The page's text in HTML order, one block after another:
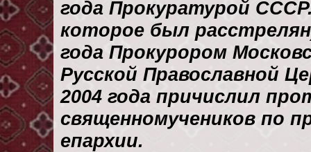
года Прокуратурой
которое был
года Прокурором
Русской Православной
2004 года причислил
священномучеников по
епархии.